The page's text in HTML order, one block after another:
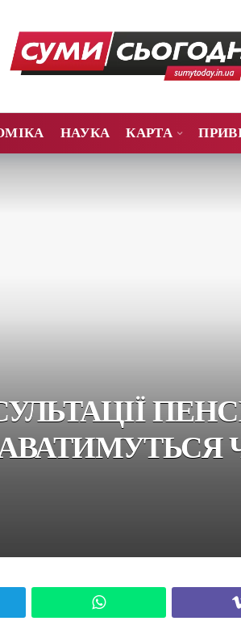
НАУКА КАРТА